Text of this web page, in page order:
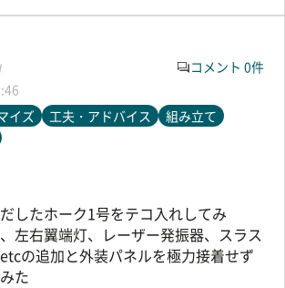
コメント 0件
イズ 工夫・アドバイス
組み立て
したホーク1号をテコ入れしてみ
左右翼端灯、レーザー発振器、スラス
の追加と外装パネルを極力接着せず
た